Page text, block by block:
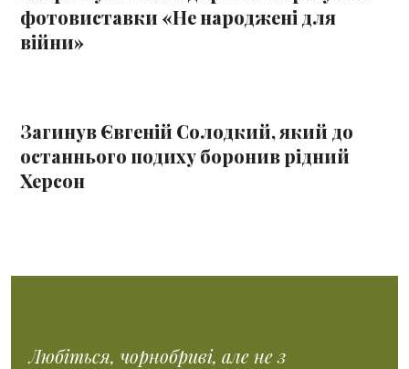
фотовиставки «Не народжені для
війни»
Загинув Євгеній Солодкий, який до
останнього подиху боронив рідний
Херсон
Любіться, чорнобриві, але не з